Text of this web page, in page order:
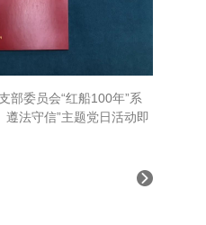
部委员会“红船100年”系
法守信”主题党日活动即